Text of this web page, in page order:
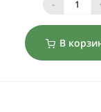
-
В